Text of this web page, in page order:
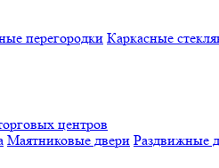
перегородки Каркасные
центров
Маятниковые двери Раздвижные